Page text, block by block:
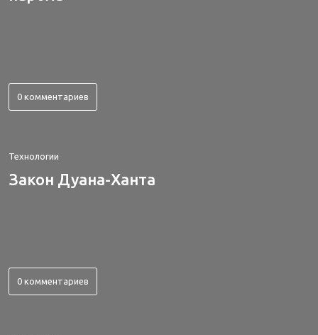
0 комментариев
Технологии
Закон Дуана-Ханта
0 комментариев